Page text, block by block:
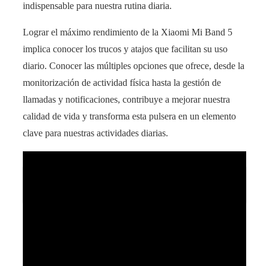
indispensable para nuestra rutina diaria.
Lograr el máximo rendimiento de la Xiaomi Mi Band 5
implica conocer los trucos y atajos que facilitan su uso
diario. Conocer las múltiples opciones que ofrece, desde la
monitorización de actividad física hasta la gestión de
llamadas y notificaciones, contribuye a mejorar nuestra
calidad de vida y transforma esta pulsera en un elemento
clave para nuestras actividades diarias.